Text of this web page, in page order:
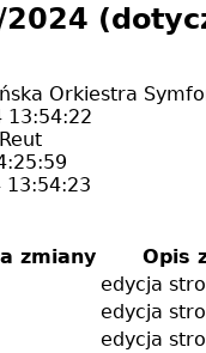
Orkiestra
13:54:22
13:54:23
zmiany
Opis
edycja
edycja
edycja